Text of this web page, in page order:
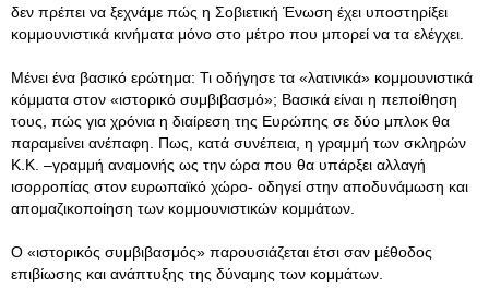
δεν πρέπει να ξεχνάμε πώς η Σοβιετική Ένωση έχει υποστηρίξει
κομμουνιστικά κινήματα μόνο στο μέτρο που μπορεί να τα ελέγχει.
Μένει ένα βασικό ερώτημα: Τι οδήγησε τα «λατινικά» κομμουνιστικά
κόμματα στον «ιστορικό συμβιβασμό»; Βασικά είναι η πεποίθηση
τους, πώς για χρόνια η διαίρεση της Ευρώπης σε δύο μπλοκ θα
παραμείνει ανέπαφη. Πως, κατά συνέπεια, η γραμμή των σκληρών
Κ.Κ. –γραμμή αναμονής ως την ώρα που θα υπάρξει αλλαγή
ισορροπίας στον ευρωπαϊκό χώρο- οδηγεί στην αποδυνάμωση και
απομαζικοποίηση των κομμουνιστικών κομμάτων.
Ο «ιστορικός συμβιβασμός» παρουσιάζεται έτσι σαν μέθοδος
επιβίωσης και ανάπτυξης της δύναμης των κομμάτων.